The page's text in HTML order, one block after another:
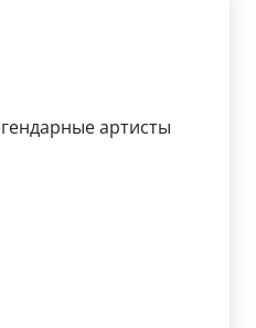
артисты